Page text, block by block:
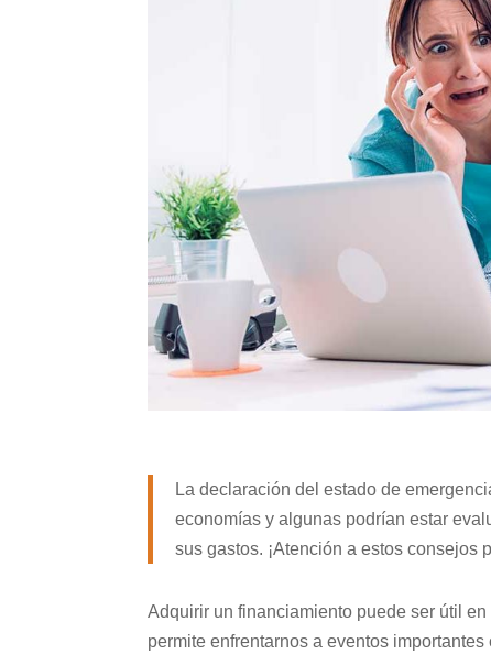
La declaración del estado de
economías y algunas podrían estar
sus gastos. ¡Atención a estos consejos
Adquirir un financiamiento puede ser útil
permite enfrentarnos a eventos